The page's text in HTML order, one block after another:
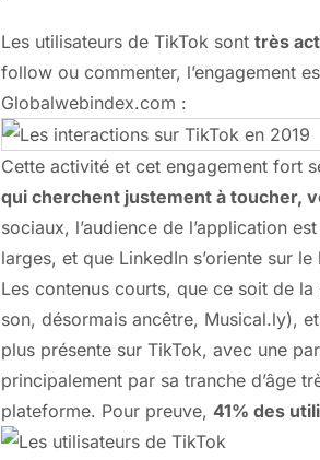
Les utilisateurs de TikTok sont très
follow ou commenter, l’engagement
Globalwebindex.com :
Cette activité et cet engagement fort
qui cherchent justement à toucher,
sociaux, l’audience de l’application
larges, et que LinkedIn s’oriente sur
Les contenus courts, que ce soit de
son, désormais ancêtre, Musical.ly),
plus présente sur TikTok, avec une
principalement par sa tranche d’âge
plateforme. Pour preuve, 41% des